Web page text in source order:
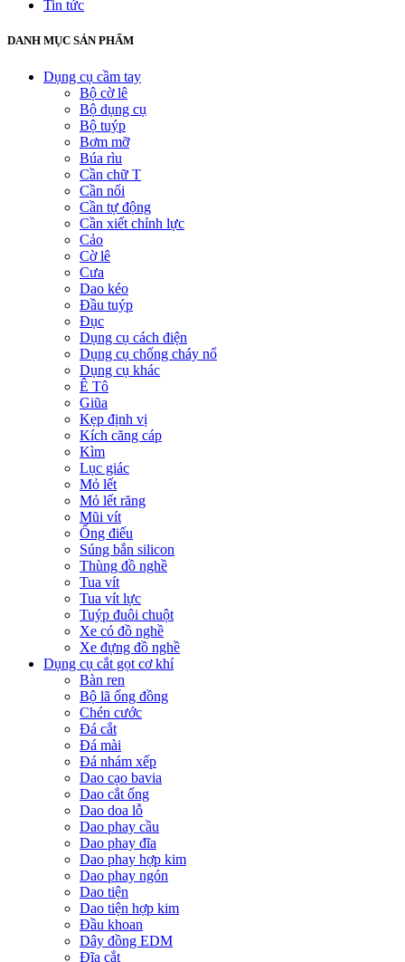
Tin tức
DANH MỤC SẢN PHẨM
Dụng cụ cầm tay
Bộ cờ lê
Bộ dụng cụ
Bộ tuýp
Bơm mỡ
Búa rìu
Cần chữ T
Cần nối
Cần tự động
Cần xiết chỉnh lực
Cảo
Cờ lê
Cưa
Dao kéo
Đầu tuýp
Đục
Dụng cụ cách điện
Dụng cụ chống cháy nổ
Dụng cụ khác
Ê Tô
Giũa
Kẹp định vị
Kích căng cáp
Kìm
Lục giác
Mỏ lết
Mỏ lết răng
Mũi vít
Ống điếu
Súng bắn silicon
Thùng đồ nghề
Tua vít
Tua vít lực
Tuýp đuôi chuột
Xe có đồ nghề
Xe đựng đồ nghề
Dụng cụ cắt gọt cơ khí
Bàn ren
Bộ lã ống đồng
Chén cước
Đá cắt
Đá mài
Đá nhám xếp
Dao cạo bavia
Dao cắt ống
Dao doa lỗ
Dao phay cầu
Dao phay đĩa
Dao phay hợp kim
Dao phay ngón
Dao tiện
Dao tiện hợp kim
Đầu khoan
Dây đồng EDM
Đĩa cắt